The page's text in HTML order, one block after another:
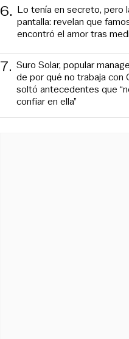
6. Lo tenía en secreto, pero
pantalla: revelan que
encontró el amor tras
7. Suro Solar, popular
de por qué no trabaja con
soltó antecedentes que
confiar en ella”